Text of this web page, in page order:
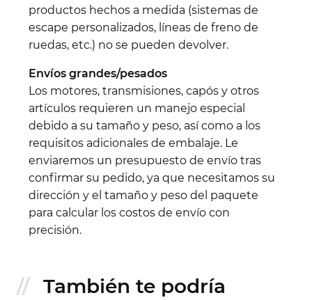
productos hechos a medida (sistemas de
escape personalizados, líneas de freno de
ruedas, etc.) no se pueden devolver.
Envíos grandes/pesados
Los motores, transmisiones, capós y otros
artículos requieren un manejo especial
debido a su tamaño y peso, así como a los
requisitos adicionales de embalaje. Le
enviaremos un presupuesto de envío tras
confirmar su pedido, ya que necesitamos su
dirección y el tamaño y peso del paquete
para calcular los costos de envío con
precisión.
También te podría